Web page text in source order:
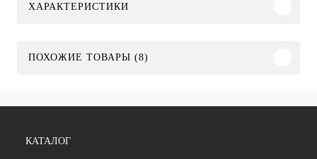
ХАРАКТЕРИСТИКИ
ПОХОЖИЕ ТОВАРЫ (8)
КАТАЛОГ